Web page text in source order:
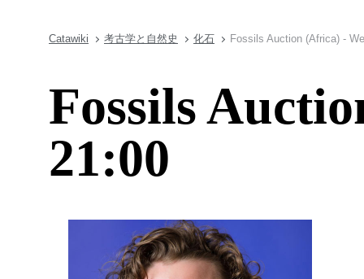
Catawiki 考古学と自然史 化石 Fossils Auction (Africa) -
Fossils
21:00